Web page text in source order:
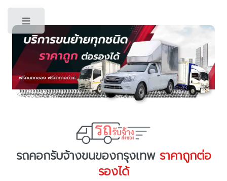
รถคอกรับจ้างขนของกรุงเทพ ราคาถูกต่อ
รองได้
Toggle